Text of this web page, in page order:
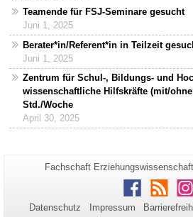
Teamende für FSJ-Seminare gesucht
Juni 1, 2025
Berater*in/Referent*in in Teilzeit
Juni 1, 2025
Zentrum für Schul-, Bildungs- und
wissenschaftliche Hilfskräfte (mit/
Std./Woche
April 30, 2025
zu
dieser
Seiten-
Fachschaft Erziehungswissenschaft
Facebook
RSS
Datenschutz Impressum